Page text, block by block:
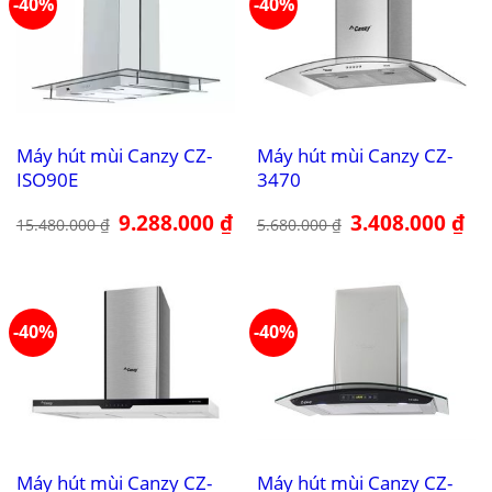
Máy hút mùi Canzy CZ-
ISO90E
15.480.000₫ Giá
gốc
9.288.000₫Giá
hiện
Máy hút mùi Canzy CZ-
3470
5.680.000₫ Giá
gốc
3.408.000₫Giá
-40%
Máy hút mùi Canzy CZ-
-40%
Máy hút mùi Canzy CZ-